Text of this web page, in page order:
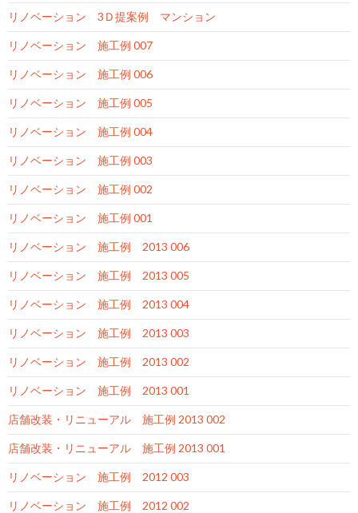
リノベーション 3Ｄ提案例 マンション
リノベーション 施工例 007
リノベーション 施工例 006
リノベーション 施工例 005
リノベーション 施工例 004
リノベーション 施工例 003
リノベーション 施工例 002
リノベーション 施工例 001
リノベーション 施工例 2013 006
リノベーション 施工例 2013 005
リノベーション 施工例 2013 004
リノベーション 施工例 2013 003
リノベーション 施工例 2013 002
リノベーション 施工例 2013 001
店舗改装・リニューアル 施工例 2013 002
店舗改装・リニューアル 施工例 2013 001
リノベーション 施工例 2012 003
リノベーション 施工例 2012 002